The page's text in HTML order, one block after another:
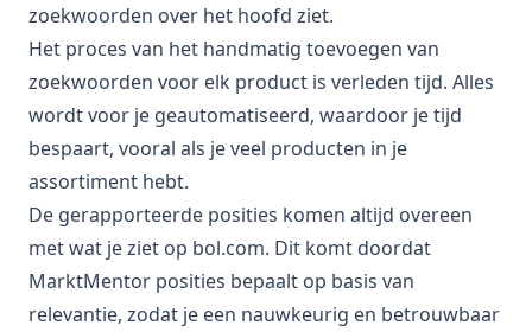
zoekwoorden over het hoofd ziet.
Het proces van het handmatig toevoegen van
zoekwoorden voor elk product is verleden tijd. Alles
wordt voor je geautomatiseerd, waardoor je tijd
bespaart, vooral als je veel producten in je
assortiment hebt.
De gerapporteerde posities komen altijd overeen
met wat je ziet op bol.com. Dit komt doordat
MarktMentor posities bepaalt op basis van
relevantie, zodat je een nauwkeurig en betrouwbaar